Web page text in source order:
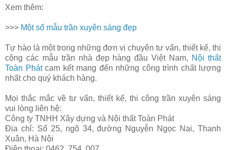
Xem thêm:
>>> Một số mẫu trần xuyên sáng đẹp
Tự hào là một trong những đơn vị chuyên tư vấn, thiết kế, thi
công các mẫu trần nhà đẹp hàng đầu Việt Nam, Nội thất
Toàn Phátcam kết mang đến những công trình chất lượng
nhất cho quý khách hàng.
Mọi thắc mắc về tư vấn, thiết kế, thi công trần xuyên sáng
vui lòng liên hệ:
Công ty TNHH Xây dựng và Nội thất Toàn Phát
Địa chỉ: Số 25, ngõ 34, đường Nguyễn Ngọc Nại, Thanh
Xuân, Hà Nội